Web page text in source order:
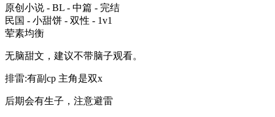
原创小说 - BL - 中篇 - 完结
民国 - 小甜饼 - 双性 - 1v1
荤素均衡
无脑甜文，建议不带脑子观看。
排雷:有副cp 主角是双x
后期会有生子，注意避雷